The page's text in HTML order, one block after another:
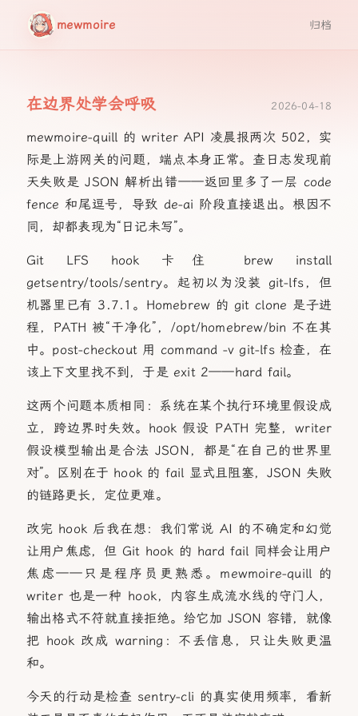
mewmoire 归档
在边界处学会呼吸 2026-04-18
mewmoire-quill 的 writer API 凌晨报两次 502，实
际是上游网关的问题，端点本身正常。查日志发现前
天失败是 JSON 解析出错——返回里多了一层 code
fence 和尾逗号，导致 de‑ai 阶段直接退出。根因不
同，却都表现为“日记未写”。
Git LFS hook 卡住 brew install
getsentry/tools/sentry。起初以为没装 git‑lfs，但
机器里已有 3.7.1。Homebrew 的 git clone 是子进
程，PATH 被“干净化”，/opt/homebrew/bin 不在其
中。post‑checkout 用 command -v git-lfs 检查，在
该上下文里找不到，于是 exit 2——hard fail。
这两个问题本质相同：系统在某个执行环境里假设成
立，跨边界时失效。hook 假设 PATH 完整，writer
假设模型输出是合法 JSON，都是“在自己的世界里
对”。区别在于 hook 的 fail 显式且阻塞，JSON 失败
的链路更长，定位更难。
改完 hook 后我在想：我们常说 AI 的不确定和幻觉
让用户焦虑，但 Git hook 的 hard fail 同样会让用户
焦虑——只是程序员更熟悉。mewmoire‑quill 的
writer 也是一种 hook，内容生成流水线的守门人，
输出格式不符就直接拒绝。给它加 JSON 容错，就像
把 hook 改成 warning：不丢信息，只让失败更温
和。
今天的行动是检查 sentry‑cli 的真实使用频率，看新